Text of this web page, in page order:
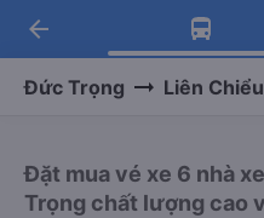
Tải app
Nhận ưu đãi
Tải app
-30k/ghế khi
arrow_back
Đức Trọng Liên Chiểu
Đặt mua vé xe 6 nhà
Trọng chất lượng cao